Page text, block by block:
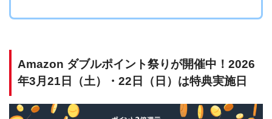
Amazon ダブルポイント祭りが開催中！2026
年3月21日（土）・22日（日）は特典実施日